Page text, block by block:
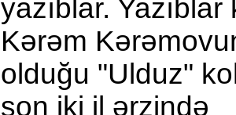
yazıblar. Yazıblar
Kərəm
olduğu "Ulduz"
son iki il ərzində